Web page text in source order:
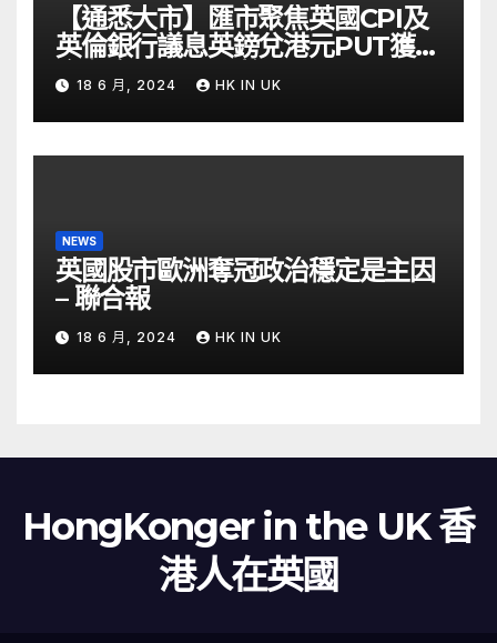
【通悉大市】匯市聚焦英國CPI及
英倫銀行議息英鎊兌港元PUT獲資
金留意 – Now 財經
18 6 月, 2024 HK IN UK
NEWS
英國股市歐洲奪冠政治穩定是主因
– 聯合報
18 6 月, 2024 HK IN UK
HongKonger in the UK 香
港人在英國